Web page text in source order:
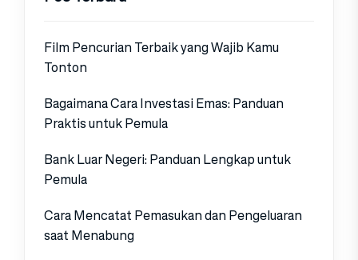
Film Pencurian Terbaik yang Wajib Kamu
Tonton
Bagaimana Cara Investasi Emas: Panduan
Praktis untuk Pemula
Bank Luar Negeri: Panduan Lengkap untuk
Pemula
Cara Mencatat Pemasukan dan Pengeluaran
saat Menabung